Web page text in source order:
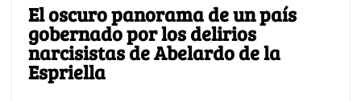
El oscuro panorama de un país
gobernado por los delirios
narcisistas de Abelardo de la
Espriella